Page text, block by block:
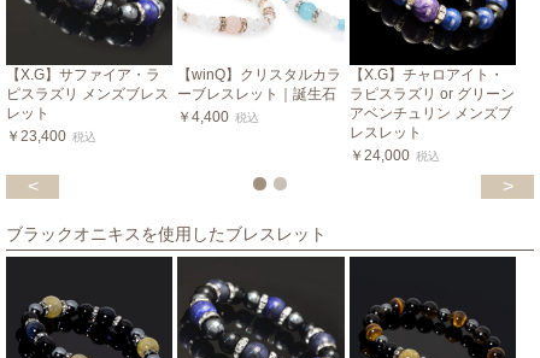
【X.G】サファイア・ラ
ピスラズリ メンズブレス
レット
￥23,400 税込
【winQ】クリスタルカラ
ーブレスレット｜誕生石
￥4,400 税込
【X.G】チャロアイト・
ラピスラズリ or グリーン
アベンチュリン メンズブ
レスレット
￥24,000 税込
< >
ブラックオニキスを使用したブレスレット